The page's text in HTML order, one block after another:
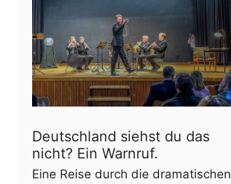
Deutschland siehst du das
nicht? Ein Warnruf.
Eine Reise durch die dramatischen